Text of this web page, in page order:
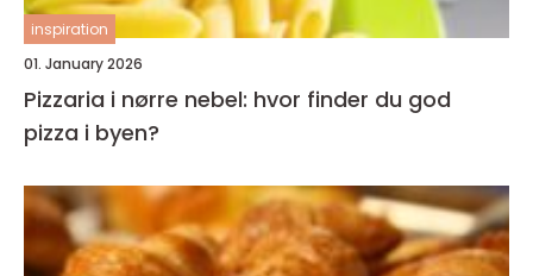
inspiration
01. January 2026
Pizzaria i nørre nebel: hvor finder du god
pizza i byen?